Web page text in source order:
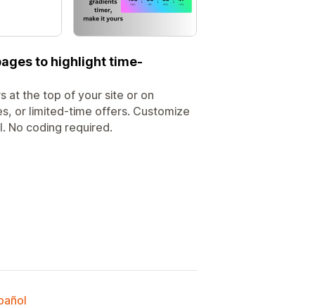
to highlight time-
at the top of your site or on
or limited-time offers. Customize
No coding required.